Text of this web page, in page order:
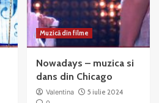
Muzică din filme
Nowadays – muzica si
dans din Chicago
Valentina
5 iulie 2024